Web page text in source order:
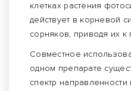
клетках растения
действует в корневой
сорняков, приводя их к
Совместное
одном препарате
спектр